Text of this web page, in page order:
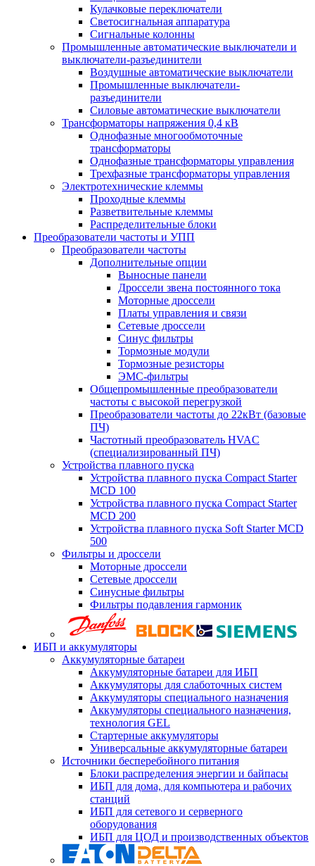
Кулачковые переключатели
Светосигнальная аппаратура
Сигнальные колонны
Промышленные автоматические выключатели и
выключатели-разъединители
Воздушные автоматические выключатели
Промышленные выключатели-
разъединители
Силовые автоматические выключатели
Трансформаторы напряжения 0,4 кВ
Однофазные многообмоточные
трансформаторы
Однофазные трансформаторы управления
Трехфазные трансформаторы управления
Электротехнические клеммы
Проходные клеммы
Разветвительные клеммы
Распределительные блоки
Преобразователи частоты и УПП
Преобразователи частоты
Дополнительные опции
Выносные панели
Дроссели звена постоянного тока
Моторные дроссели
Платы управления и связи
Сетевые дроссели
Синус фильтры
Тормозные модули
Тормозные резисторы
ЭМС-фильтры
Общепромышленные преобразователи
частоты с высокой перегрузкой
Преобразователи частоты до 22кВт (базовые
ПЧ)
Частотный преобразователь HVAC
(специализированный ПЧ)
Устройства плавного пуска
Устройства плавного пуска Compact Starter
MCD 100
Устройства плавного пуска Compact Starter
MCD 200
Устройства плавного пуска Soft Starter MCD
500
Фильтры и дроссели
Моторные дроссели
Сетевые дроссели
Синусные фильтры
Фильтры подавления гармоник
ИБП и аккумуляторы
Аккумуляторные батареи
Аккумуляторные батареи для ИБП
Аккумуляторы для слаботочных систем
Аккумуляторы специального назначения
Аккумуляторы специального назначения,
технология GEL
Стартерные аккумуляторы
Универсальные аккумуляторные батареи
Источники бесперебойного питания
Блоки распределения энергии и байпасы
ИБП для дома, для компьютера и рабочих
станций
ИБП для сетевого и серверного
оборудования
ИБП для ЦОД и производственных объектов